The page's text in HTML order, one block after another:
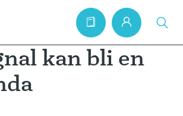
kan bli en